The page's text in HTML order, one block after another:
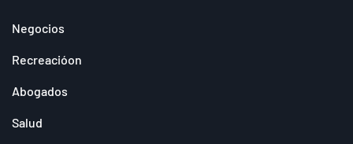
Negocios
Recreacióon
Abogados
Salud